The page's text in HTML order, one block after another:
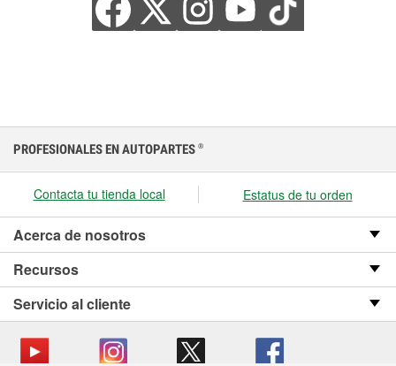
PROFESIONALES EN AUTOPARTES ®
Contacta tu tienda local Estatus de tu orden
Acerca de nosotros
Recursos
Servicio al cliente